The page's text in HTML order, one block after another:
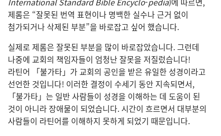
제롬은 “잘못된 번역 표현이나 명백한 실수나 근거 없이
첨가되거나 삭제된 부분”을 바로잡고 싶어 했습니다.
실제로 제롬은 잘못된 부분을 많이 바로잡았습니다. 그런데
나중에 교회의 책임자들이 엄청난 잘못을 저질렀습니다!
라틴어 「불가타」가 교회의 공인을 받은 유일한 성경이라고
선언한 것입니다! 이러한 결정이 수세기 동안 지속되면서,
「불가타」는 일반 사람들이 성경을 이해하는 데 도움이 된
것이 아니라 장애물이 되었습니다. 시간이 흐르면서 대부분의
사람들이 라틴어를 이해하지 못하게 되었기 때문입니다.